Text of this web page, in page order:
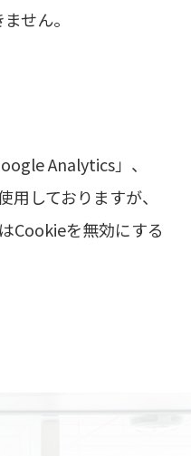
せん。
Analytics」、
しておりますが、
Cookieを無効にする
い合わせ